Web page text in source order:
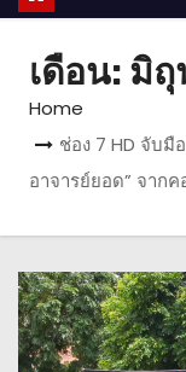
เดือน: มิถุ
Home
ช่อง 7 HD จับมื
อาจารย์ยอด” จาก